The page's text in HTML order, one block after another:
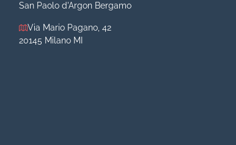
San Paolo d'Argon Bergamo
Via Mario Pagano, 42
20145 Milano MI